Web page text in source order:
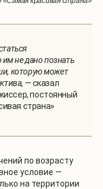
не дано познать
которую может
, — сказал
постоянный
страна»
по возрасту
условие —
на территории